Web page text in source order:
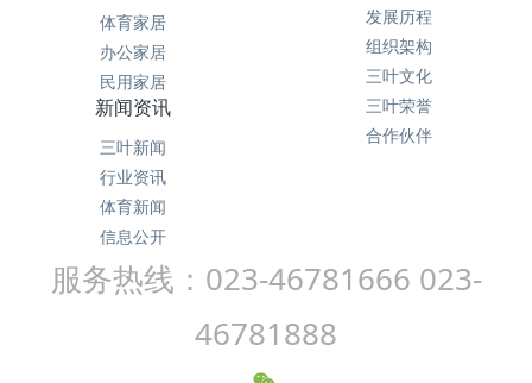
发展历程
组织架构
三叶文化
三叶荣誉
合作伙伴
体育家居
办公家居
民用家居
新闻资讯
三叶新闻
行业资讯
体育新闻
信息公开
服务热线：023-46781666 023-
46781888